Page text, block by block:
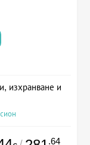
изхранване и
.64